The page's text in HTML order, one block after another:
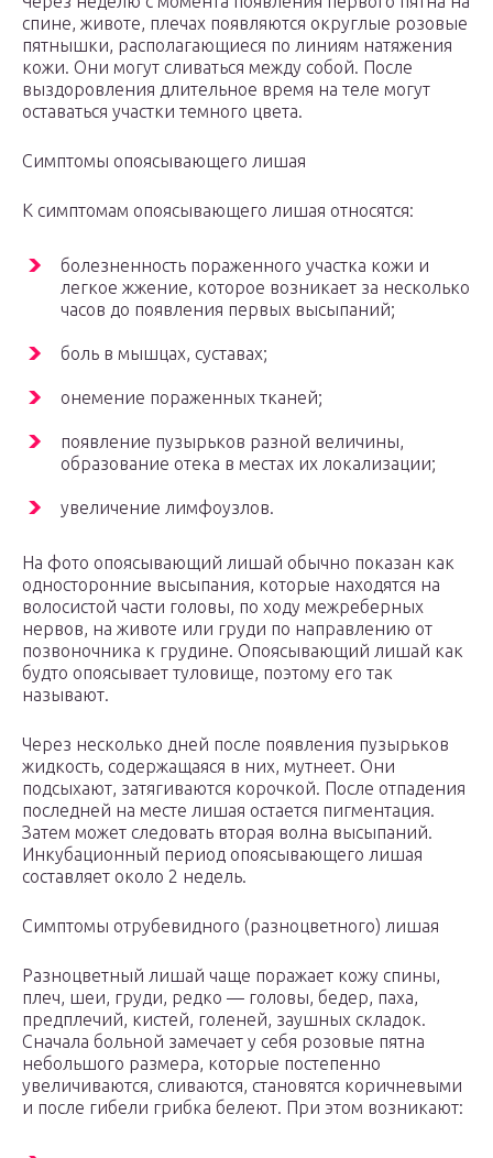
спине, животе, плечах появляются округлые розовые
пятнышки, располагающиеся по линиям натяжения
кожи. Они могут сливаться между собой. После
выздоровления длительное время на теле могут
оставаться участки темного цвета.
Симптомы опоясывающего лишая
К симптомам опоясывающего лишая относятся:
болезненность пораженного участка кожи и
легкое жжение, которое возникает за несколько
часов до появления первых высыпаний;
боль в мышцах, суставах;
онемение пораженных тканей;
появление пузырьков разной величины,
образование отека в местах их локализации;
увеличение лимфоузлов.
На фото опоясывающий лишай обычно показан как
односторонние высыпания, которые находятся на
волосистой части головы, по ходу межреберных
нервов, на животе или груди по направлению от
позвоночника к грудине. Опоясывающий лишай как
будто опоясывает туловище, поэтому его так
называют.
Через несколько дней после появления пузырьков
жидкость, содержащаяся в них, мутнеет. Они
подсыхают, затягиваются корочкой. После отпадения
последней на месте лишая остается пигментация.
Затем может следовать вторая волна высыпаний.
Инкубационный период опоясывающего лишая
составляет около 2 недель.
Симптомы отрубевидного (разноцветного) лишая
Разноцветный лишай чаще поражает кожу спины,
плеч, шеи, груди, редко — головы, бедер, паха,
предплечий, кистей, голеней, заушных складок.
Сначала больной замечает у себя розовые пятна
небольшого размера, которые постепенно
увеличиваются, сливаются, становятся коричневыми
и после гибели грибка белеют. При этом возникают: